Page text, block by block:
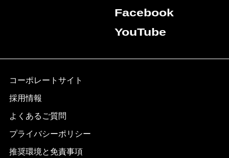
Facebook
YouTube
コーポレートサイト
採用情報
よくあるご質問
プライバシーポリシー
推奨環境と免責事項